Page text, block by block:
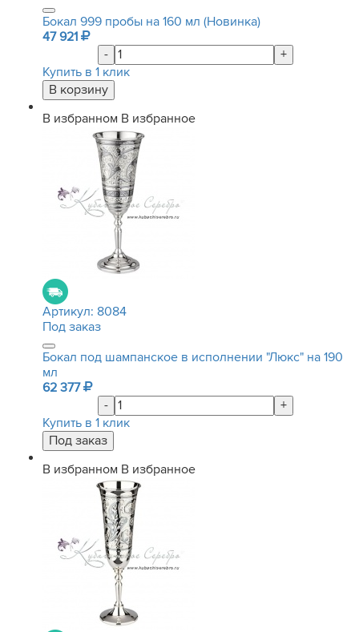
Бокал 999 пробы на 160 мл (Новинка)
47 921
-
+
Купить в 1 клик
В избранном В избранное
Артикул: 8084
Под заказ
Бокал под шампанское в исполнении "Люкс" на 190
мл
62 377
-
+
Купить в 1 клик
В избранном В избранное